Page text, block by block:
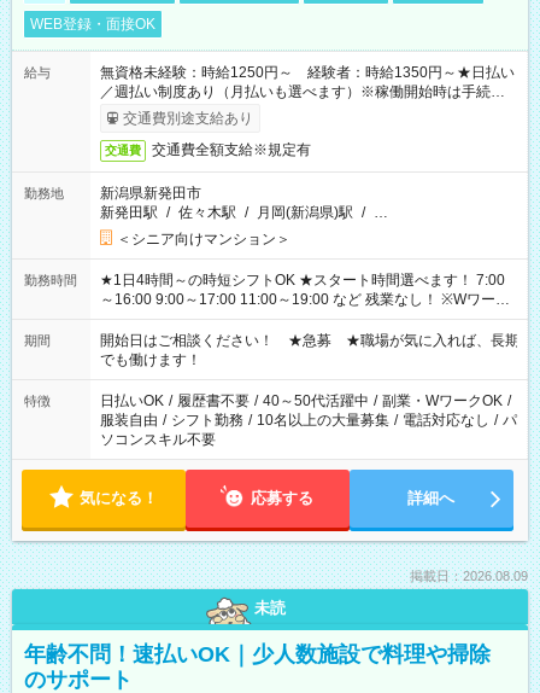
WEB登録・面接OK
給与
無資格未経験：時給1250円～ 経験者：時給1350円～★日払い
／週払い制度あり（月払いも選べます）※稼働開始時は手続き完
了次第のお支払いとなります。
交通費別途支給あり
交通費 交通費全額支給※規定有
勤務地
新潟県新発田市
新発田駅 / 佐々木駅 / 月岡(新潟県)駅 / …
＜シニア向けマンション＞
勤務時間
★1日4時間～の時短シフトOK ★スタート時間選べます！ 7:00
～16:00 9:00～17:00 11:00～19:00 など 残業なし！ ※Wワーク
の場合、他のお仕事と合わせ週40時間超の就業はご案内できま
せん ※法令に基づき、週20時間以上勤務は社会保険への加入対
象となります ※労働者派遣法（日雇い派遣の原則禁止）によ
り、短時間・短期間の就業はご案内が難しい場合があります
期間
開始日はご相談ください！ ★急募 ★職場が気に入れば、長期
でも働けます！
特徴 日払いOK / 履歴書不要 / 40～50代活躍中 / 副業・WワークOK /
服装自由 / シフト勤務 / 10名以上の大量募集 / 電話対応なし / パ
ソコンスキル不要
気になる！ 応募する 詳細へ
掲載日：2026.08.09
未読
年齢不問！速払いOK｜少人数施設で料理や掃除
のサポート